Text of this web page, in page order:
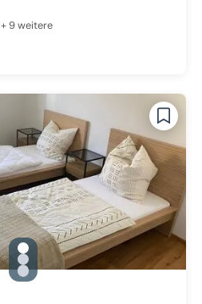
+ 9 weitere
gallery.slide_selector
Zu Slide 1 wechseln
Zu Slide 2 wechseln
Zu Slide 3 wechseln